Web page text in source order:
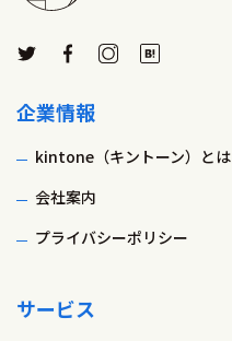
企業情報
kintone（キントーン）とは
会社案内
プライバシーポリシー
サービス